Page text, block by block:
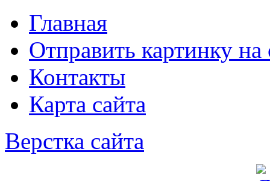
Главная
Отправить картинку на
Контакты
Карта сайта
Верстка сайта